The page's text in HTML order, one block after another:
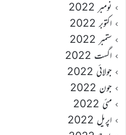
نومبر 2022
اکتوبر 2022
ستمبر 2022
اگست 2022
جولائی 2022
جون 2022
مئی 2022
اپریل 2022